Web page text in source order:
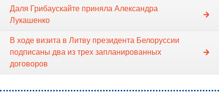
Даля Грибаускайте приняла Александра
Лукашенко
В ходе визита в Литву президента Белоруссии
подписаны два из трех запланированных
договоров